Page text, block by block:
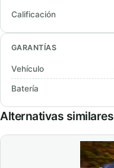
Calificación
GARANTÍAS
Vehículo
Batería
Alternativas similares